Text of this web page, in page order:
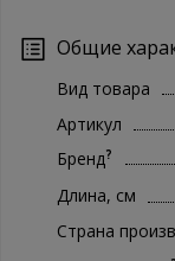
Общие
Вид товара
Артикул
Бренд?
Длина, см
Страна